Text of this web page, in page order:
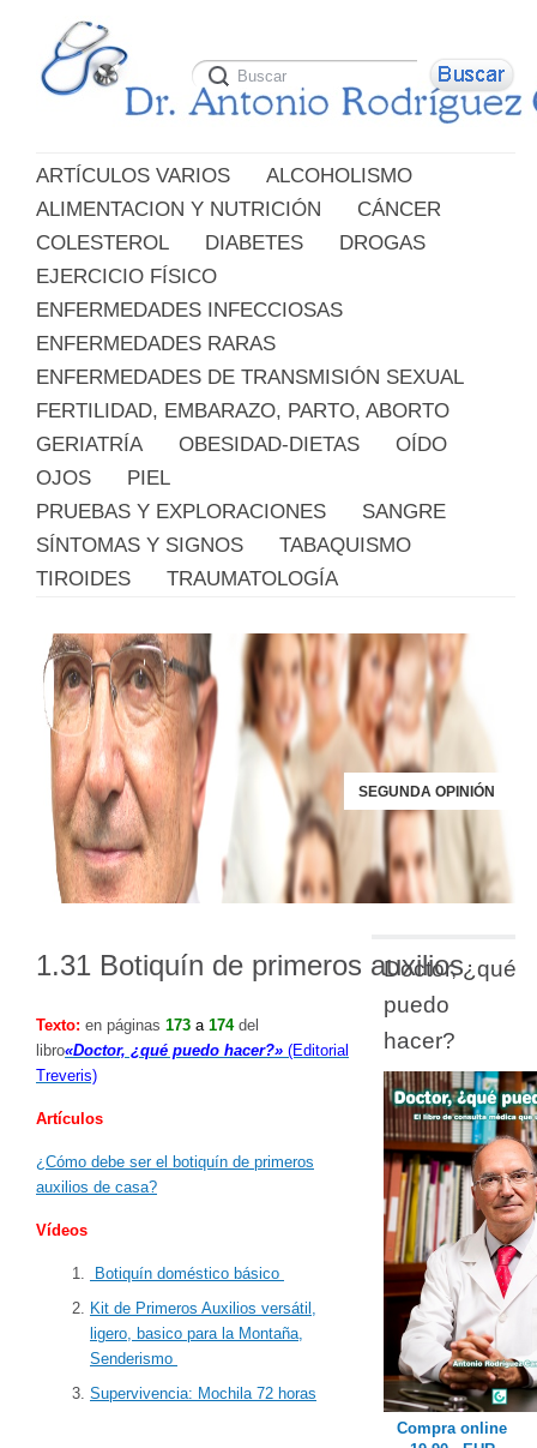
ARTÍCULOS VARIOS
ALCOHOLISMO
ALIMENTACION Y NUTRICIÓN
CÁNCER
COLESTEROL
DIABETES
DROGAS
EJERCICIO FÍSICO
ENFERMEDADES INFECCIOSAS
ENFERMEDADES RARAS
ENFERMEDADES DE TRANSMISIÓN SEXUAL
FERTILIDAD, EMBARAZO, PARTO, ABORTO
GERIATRÍA
OBESIDAD-DIETAS
OÍDO
OJOS
PIEL
PRUEBAS Y EXPLORACIONES
SANGRE
SÍNTOMAS Y SIGNOS
TABAQUISMO
TIROIDES
TRAUMATOLOGÍA
SEGUNDA OPINIÓN
1.31 Botiquín de primeros auxilios
Texto: en páginas 173 a 174 del
libro«Doctor, ¿qué puedo hacer?» (Editorial
Treveris)
Artículos
¿Cómo debe ser el botiquín de primeros
auxilios de casa?
Vídeos
Botiquín doméstico básico
Kit de Primeros Auxilios versátil,
ligero, basico para la Montaña,
Senderismo
Supervivencia: Mochila 72 horas
Doctor, ¿qué
puedo
hacer?
Compra online